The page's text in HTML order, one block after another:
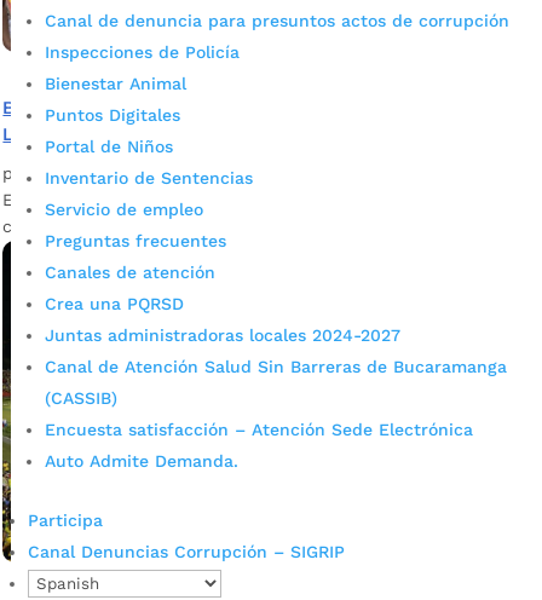
Canal de denuncia para presuntos actos de corrupción
Inspecciones de Policía
Bienestar Animal
Puntos Digitales
Portal de Niños
Inventario de Sentencias
Servicio de empleo
Preguntas frecuentes
Canales de atención
Crea una PQRSD
Juntas administradoras locales 2024-2027
Canal de Atención Salud Sin Barreras de Bucaramanga
(CASSIB)
Encuesta satisfacción – Atención Sede Electrónica
Auto Admite Demanda.
Participa
Canal Denuncias Corrupción – SIGRIP
Barristas firman pacto de convivencia en Estadio Alfonso
López
por Alcaldía de Bucaramanga|
El acuerdo contempla acciones en pro de la sana
convivencia para vivir estos encuentros futbolísticos en paz.